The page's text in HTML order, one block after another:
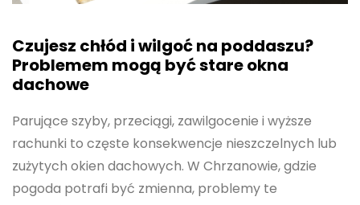
Czujesz chłód i wilgoć na poddaszu?
Problemem mogą być stare okna
dachowe
Parujące szyby, przeciągi, zawilgocenie i wyższe
rachunki to częste konsekwencje nieszczelnych lub
zużytych okien dachowych. W Chrzanowie, gdzie
pogoda potrafi być zmienna, problemy te